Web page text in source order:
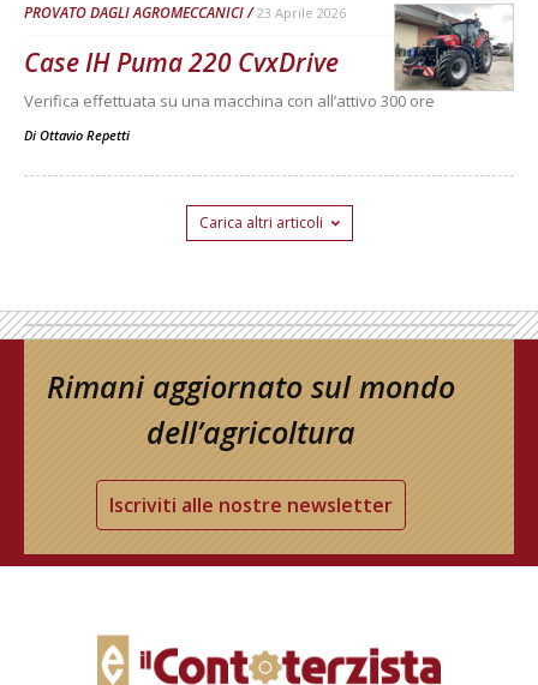
PROVATO DAGLI AGROMECCANICI 23 Aprile 2026
Case IH Puma 220 CvxDrive
Verifica effettuata su una macchina con all’attivo 300 ore
Di Ottavio Repetti
Carica altri articoli
Rimani aggiornato sul mondo
dell’agricoltura
Iscriviti alle nostre newsletter